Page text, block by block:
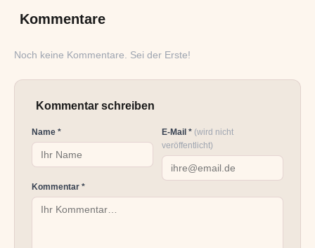
Kommentare
Noch keine Kommentare. Sei der Erste!
Kommentar schreiben
Name * E-Mail * (wird nicht
veröffentlicht)
Kommentar *